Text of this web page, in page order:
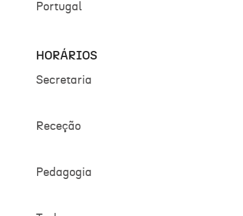
Portugal
HORÁRIOS
Secretaria
Receção
Pedagogia